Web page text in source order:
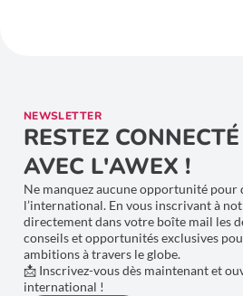
NEWSLETTER
RESTEZ
AVEC L'AWEX !
Ne manquez aucune opportunité pour
l’international. En vous inscrivant à
directement dans votre boîte mail les
conseils et opportunités exclusives
ambitions à travers le globe.
📩 Inscrivez-vous dès maintenant et
international !